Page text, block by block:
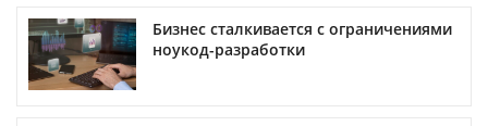
Бизнес сталкивается с ограничениями
ноукод-разработки